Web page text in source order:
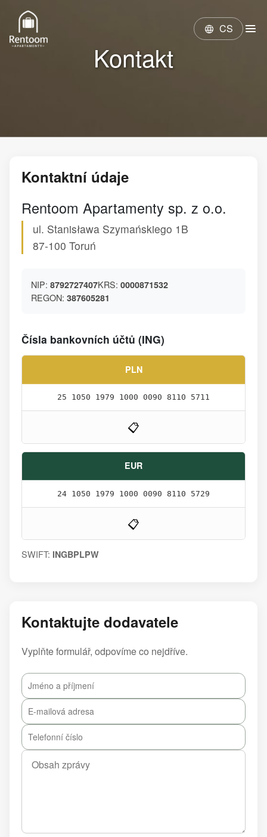
language CS menu
Kontakt
Kontaktní údaje
Rentoom Apartamenty sp. z o.o.
ul. Stanisława Szymańskiego 1B
87-100 Toruń
NIP: 8792727407KRS: 0000871532
REGON: 387605281
Čísla bankovních účtů (ING)
PLN
25 1050 1979 1000 0090 8110 5711
📋
EUR
24 1050 1979 1000 0090 8110 5729
📋
SWIFT: INGBPLPW
Kontaktujte dodavatele
Vyplňte formulář, odpovíme co nejdříve.